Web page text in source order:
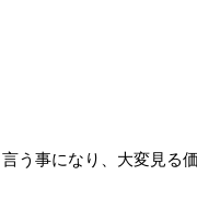
う事になり、大変見る価